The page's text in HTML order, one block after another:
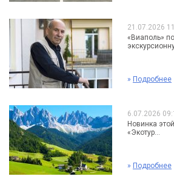
21.07.2026
«Виаполь»
» Подробнее
6.07.2026
Новинка
«Экотур...
» Подробнее